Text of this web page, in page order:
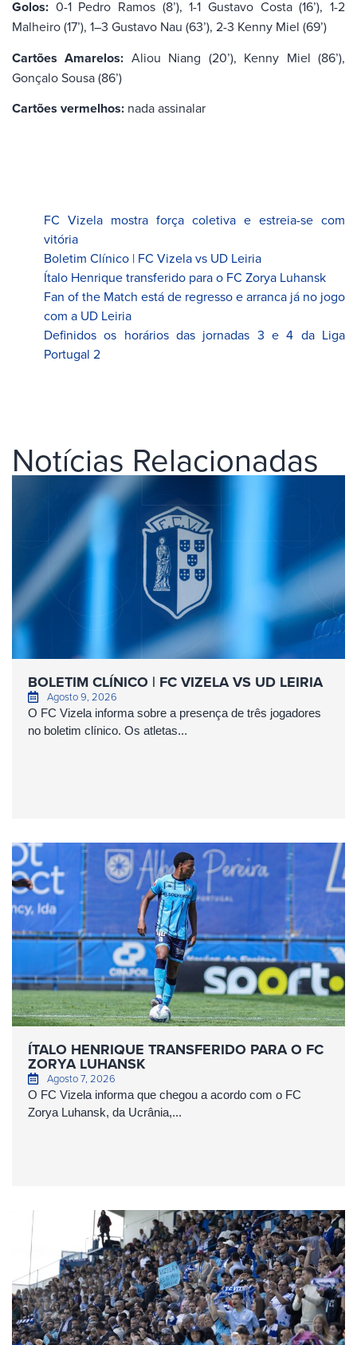
Golos: 0-1 Pedro Ramos (8’), 1-1 Gustavo Costa (16’), 1-2
Malheiro (17’), 1–3 Gustavo Nau (63’), 2-3 Kenny Miel (69’)
Cartões Amarelos: Aliou Niang (20’), Kenny Miel (86’),
Gonçalo Sousa (86’)
Cartões vermelhos: nada assinalar
FC Vizela mostra força coletiva e estreia-se com
vitória
Boletim Clínico | FC Vizela vs UD Leiria
Ítalo Henrique transferido para o FC Zorya Luhansk
Fan of the Match está de regresso e arranca já no jogo
com a UD Leiria
Definidos os horários das jornadas 3 e 4 da Liga
Portugal 2
Notícias Relacionadas
BOLETIM CLÍNICO | FC VIZELA VS UD LEIRIA
Agosto 9, 2026
O FC Vizela informa sobre a presença de três jogadores
no boletim clínico. Os atletas...
ÍTALO HENRIQUE TRANSFERIDO PARA O FC
ZORYA LUHANSK
Agosto 7, 2026
O FC Vizela informa que chegou a acordo com o FC
Zorya Luhansk, da Ucrânia,...